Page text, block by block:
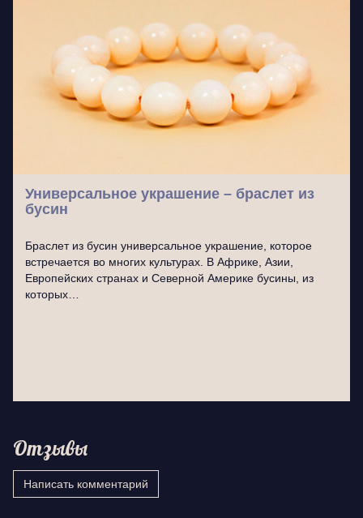
Универсальное украшение – браслет из
бусин
Браслет из бусин универсальное украшение, которое
встречается во многих культурах. В Африке, Азии,
Европейских странах и Северной Америке бусины, из
которых…
Отзывы
Написать комментарий